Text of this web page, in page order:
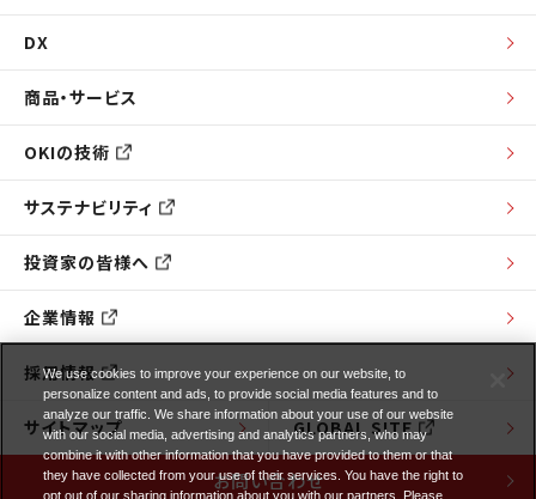
DX
商品・サービス
OKIの技術
サステナビリティ
投資家の皆様へ
企業情報
採用情報
サイトマップ GLOBAL SITE
お問い合わせ
We use cookies to improve your experience on our website, to
personalize content and ads, to provide social media features and to
analyze our traffic. We share information about your use of our website
with our social media, advertising and analytics partners, who may
combine it with other information that you have provided to them or that
they have collected from your use of their services. You have the right to
opt out of our sharing information about you with our partners. Please